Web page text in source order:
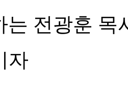
는 전광훈 목
자